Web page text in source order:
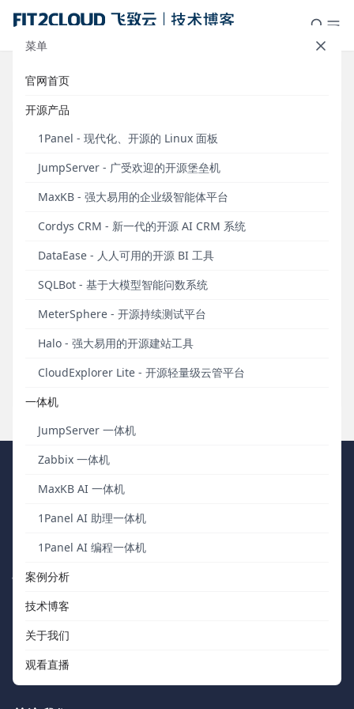
菜单
官网首页
开源产品
1Panel - 现代化、开源的 Linux 面板
JumpServer - 广受欢迎的开源堡垒机
MaxKB - 强大易用的企业级智能体平台
Cordys CRM - 新一代的开源 AI CRM 系统
DataEase - 人人可用的开源 BI 工具
SQLBot - 基于大模型智能问数系统
MeterSphere - 开源持续测试平台
Halo - 强大易用的开源建站工具
CloudExplorer Lite - 开源轻量级云管平台
一体机
JumpServer 一体机
Zabbix 一体机
MaxKB AI 一体机
1Panel AI 助理一体机
1Panel AI 编程一体机
案例分析
技术博客
关于我们
观看直播
标签：循环变量
MeterSphere UI测试中循环变量及流程控制的使
FIT2CLOUD 飞致云
我们秉持“软件用起来才有价值，才有改进的机会”的核心价值观，向
中国数字化团队交付被广泛验证、可信赖的通用工具软件。
快速浏览
关于我们
开源社区
如何购买